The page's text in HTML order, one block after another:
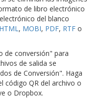
de libro electrónico
del blanco
HTML, MOBI, PDF, RTF o
de conversión" para
de salida se
de Conversión". Haga
código QR del archivo o
o Dropbox.